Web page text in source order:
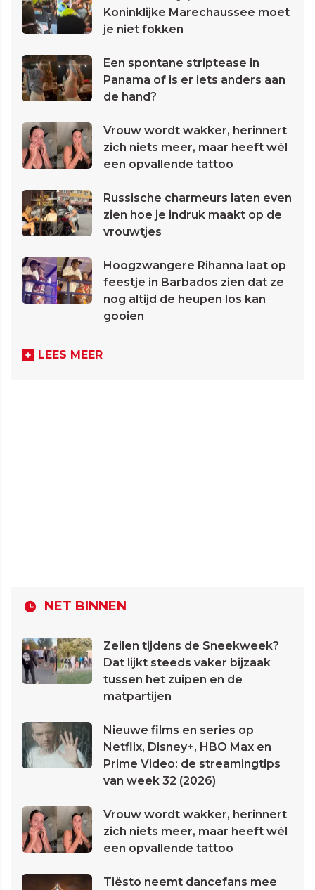
Koninklijke Marechaussee moet
je niet fokken
Een spontane striptease in
Panama of is er iets anders aan
de hand?
Vrouw wordt wakker, herinnert
zich niets meer, maar heeft wél
een opvallende tattoo
Russische charmeurs laten even
zien hoe je indruk maakt op de
vrouwtjes
Hoogzwangere Rihanna laat op
feestje in Barbados zien dat ze
nog altijd de heupen los kan
gooien
LEES MEER
NET BINNEN
Zeilen tijdens de Sneekweek?
Dat lijkt steeds vaker bijzaak
tussen het zuipen en de
matpartijen
Nieuwe films en series op
Netflix, Disney+, HBO Max en
Prime Video: de streamingtips
van week 32 (2026)
Vrouw wordt wakker, herinnert
zich niets meer, maar heeft wél
een opvallende tattoo
Tiësto neemt dancefans mee